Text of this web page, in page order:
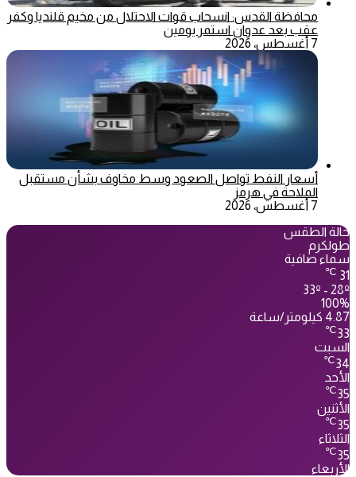
محافظة القدس: انسحاب قوات الاحتلال من مخيم قلنديا وكفر
عقب بعد عدوان استمر يومين
7 أغسطس، 2026
أسعار النفط تواصل الصعود وسط مخاوف بشأن مستقبل
الملاحة في هرمز
7 أغسطس، 2026
حالة الطقس
طولكرم
سماء صافية
31
℃
33º - 28º
100%
4.87 كيلومتر/ساعة
33
℃
السبت
34
℃
الأحد
35
℃
الأثنين
35
℃
الثلاثاء
35
℃
الأربعاء